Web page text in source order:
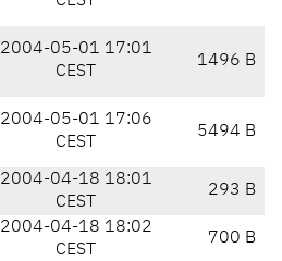
2004-05-01 17:01
CEST
1496 B
2004-05-01 17:06
CEST
5494 B
2004-04-18 18:01
CEST
293 B
2004-04-18 18:02
CEST
700 B